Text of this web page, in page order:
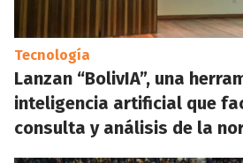
Tecnología
Lanzan “BolivIA”, una
inteligencia artificial que
consulta y análisis de la